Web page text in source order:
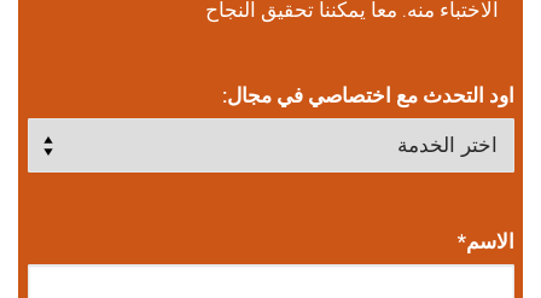
الاختباء منه. معا يمكننا تحقيق النجاح
اود التحدث مع اختصاصي في مجال:
الاسم*